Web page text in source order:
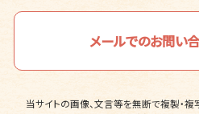
メールでのお問い
当サイトの画像、文言等を無断で複製・複